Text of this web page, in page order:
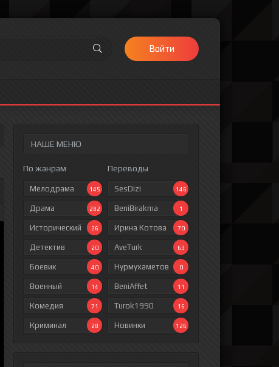
Войти
НАШЕ МЕНЮ
По жанрам
Мелодрама 145
Драма 282
Исторический 26
Детектив 20
Боевик 40
Военный 14
Комедия 71
Криминал 28
Переводы
SesDizi 146
BeniBirakma 1
Ирина Котова 70
AveTurk 63
Нурмухаметов 0
BeniAffet 11
Turok1990 16
Новинки 126